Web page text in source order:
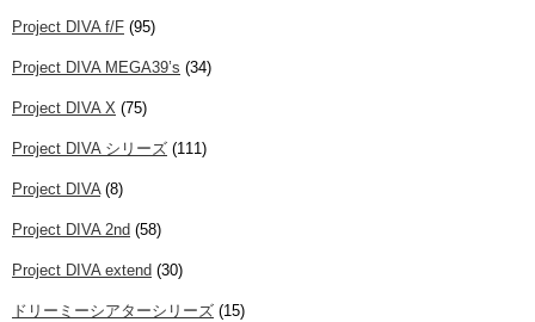
Project DIVA f/F (95)
Project DIVA MEGA39’s (34)
Project DIVA X (75)
Project DIVA シリーズ (111)
Project DIVA(8)
Project DIVA 2nd (58)
Project DIVA extend (30)
ドリーミーシアターシリーズ (15)